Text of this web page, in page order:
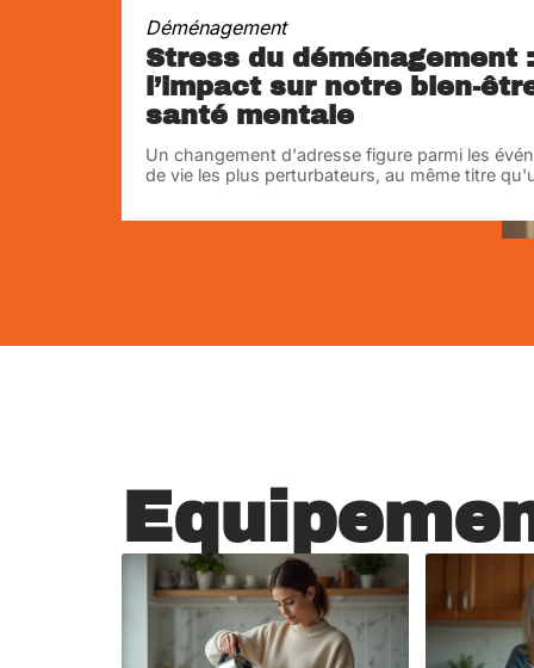
Déménagement
Stress du déménagement :
l’impact sur notre bien-
santé mentale
Un changement d'adresse figure parmi les
de vie les plus perturbateurs, au même titre